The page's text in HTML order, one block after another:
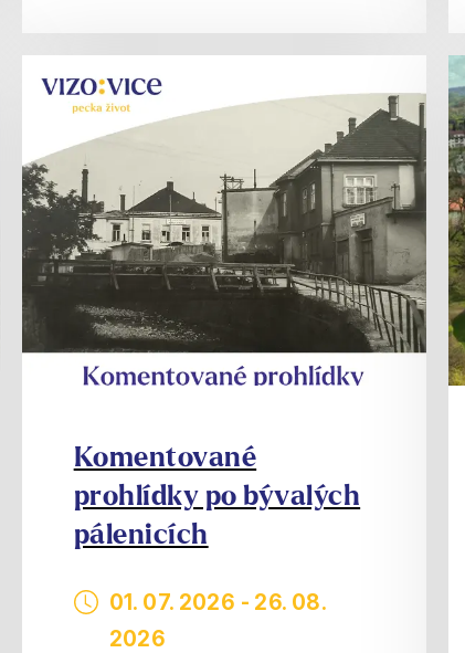
Komentované
prohlídky po bývalých
pálenicích
01. 07. 2026 - 26. 08.
2026